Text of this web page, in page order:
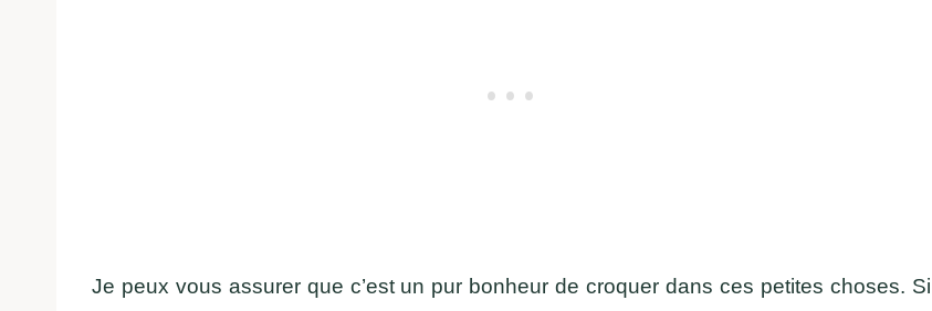
Je peux vous assurer que c’est un pur bonheur de croquer dans ces petites choses. Si